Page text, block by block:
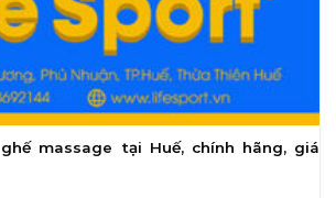
massage tại Huế, chính hãng, giá